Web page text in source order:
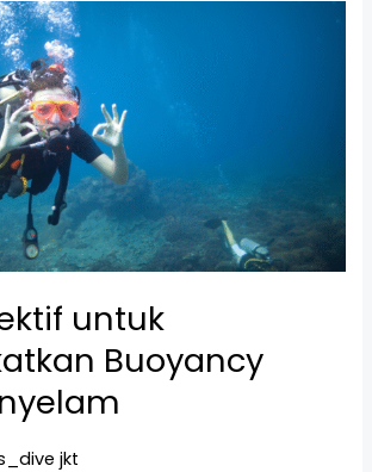
untuk
Buoyancy
jkt